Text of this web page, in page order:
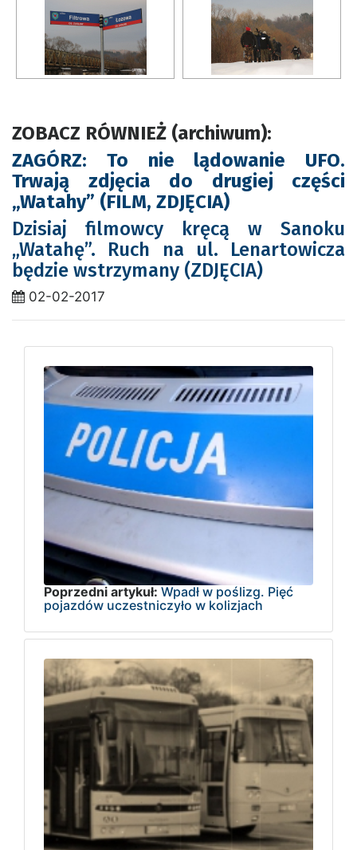
ZOBACZ RÓWNIEŻ (archiwum):
ZAGÓRZ: To nie lądowanie UFO.
Trwają zdjęcia do drugiej części
„Watahy” (FILM, ZDJĘCIA)
Dzisiaj filmowcy kręcą w Sanoku
„Watahę”. Ruch na ul. Lenartowicza
będzie wstrzymany (ZDJĘCIA)
02-02-2017
Poprzedni artykuł: Wpadł w poślizg. Pięć
pojazdów uczestniczyło w kolizjach